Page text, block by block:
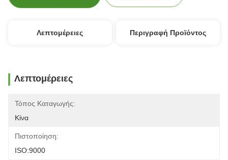
Λεπτομέρειες Περιγραφή Προϊόντος
Λεπτομέρειες
Τόπος Καταγωγής:
Κίνα
Πιστοποίηση:
ISO:9000